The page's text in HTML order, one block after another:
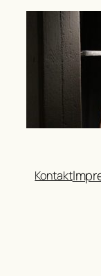
Kontakt